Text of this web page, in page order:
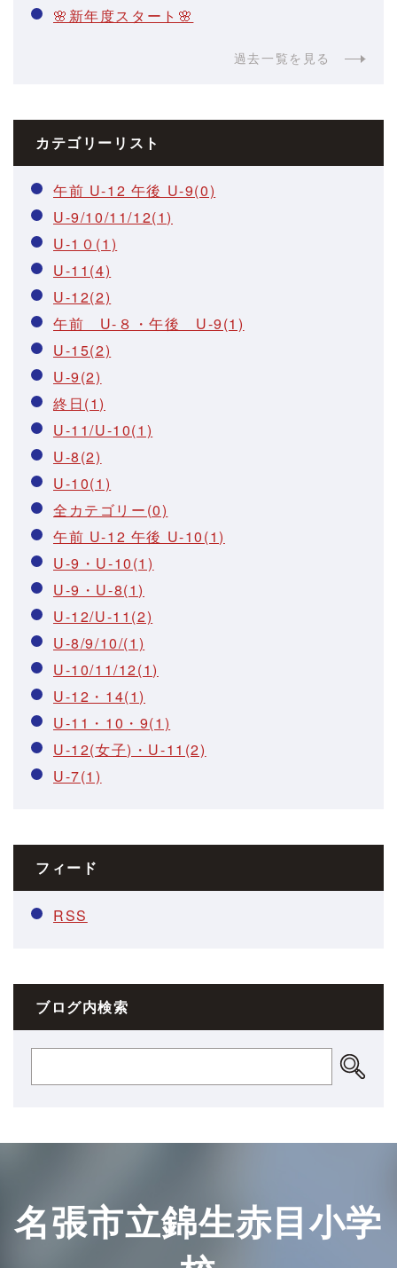
🌸新年度スタート🌸
過去一覧を見る
カテゴリーリスト
午前 U-12 午後 U-9(0)
U-9/10/11/12(1)
U-1０(1)
U-11(4)
U-12(2)
午前 U-８・午後 U-9(1)
U-15(2)
U-9(2)
終日(1)
U-11/U-10(1)
U-8(2)
U-10(1)
全カテゴリー(0)
午前 U-12 午後 U-10(1)
U-9・U-10(1)
U-9・U-8(1)
U-12/U-11(2)
U-8/9/10/(1)
U-10/11/12(1)
U-12・14(1)
U-11・10・9(1)
U-12(女子)・U-11(2)
U-7(1)
フィード
RSS
ブログ内検索
名張市立錦生赤目小学